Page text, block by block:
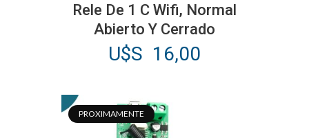
Rele De 1 C Wifi, Normal
Abierto Y Cerrado
U$S 16,00
PROXIMAMENTE